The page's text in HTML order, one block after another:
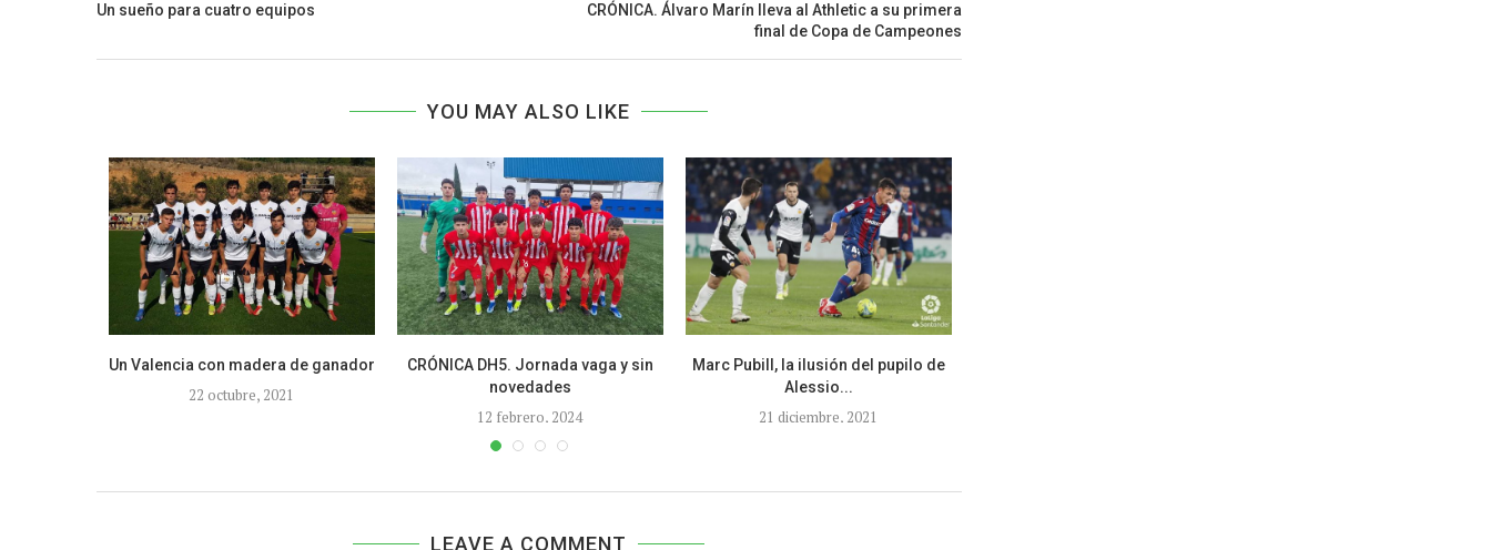
Un sueño para cuatro equipos
CRÓNICA. Álvaro Marín lleva al Athletic a su primera
final de Copa de Campeones
YOU MAY ALSO LIKE
Un Valencia con madera de ganador
22 octubre, 2021
CRÓNICA DH5. Jornada vaga y sin
novedades
12 febrero, 2024
Marc Pubill, la ilusión del pupilo de
Alessio...
21 diciembre, 2021
LEAVE A COMMENT